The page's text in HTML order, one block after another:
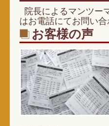
院長によるマンツー
はお電話にてお問い合
お客様の声